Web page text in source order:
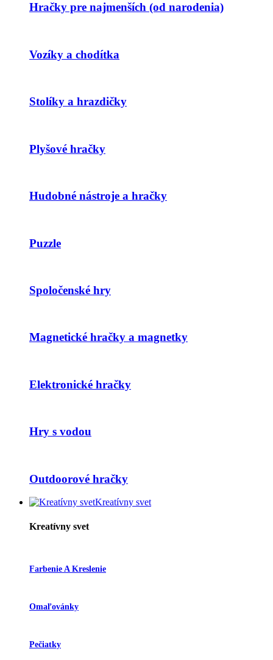
Hračky pre najmenších (od narodenia)
Vozíky a chodítka
Stolíky a hrazdičky
Plyšové hračky
Hudobné nástroje a hračky
Puzzle
Spoločenské hry
Magnetické hračky a magnetky
Elektronické hračky
Hry s vodou
Outdoorové hračky
Kreatívny svet
Kreatívny svet
Farbenie A Kreslenie
Omaľovánky
Pečiatky